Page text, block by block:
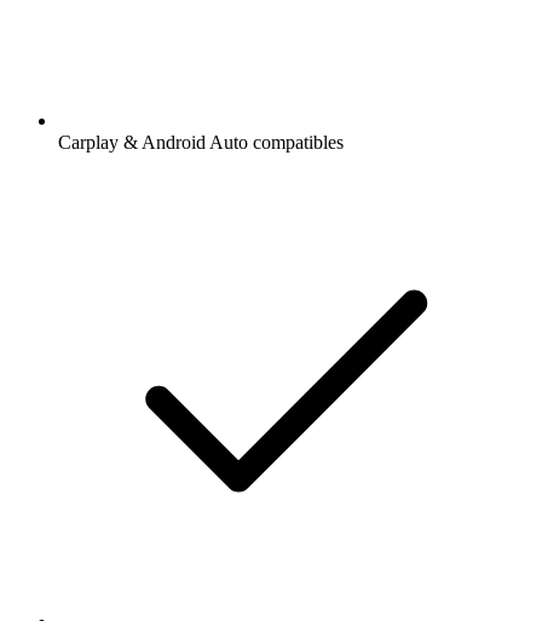
Carplay & Android Auto compatibles